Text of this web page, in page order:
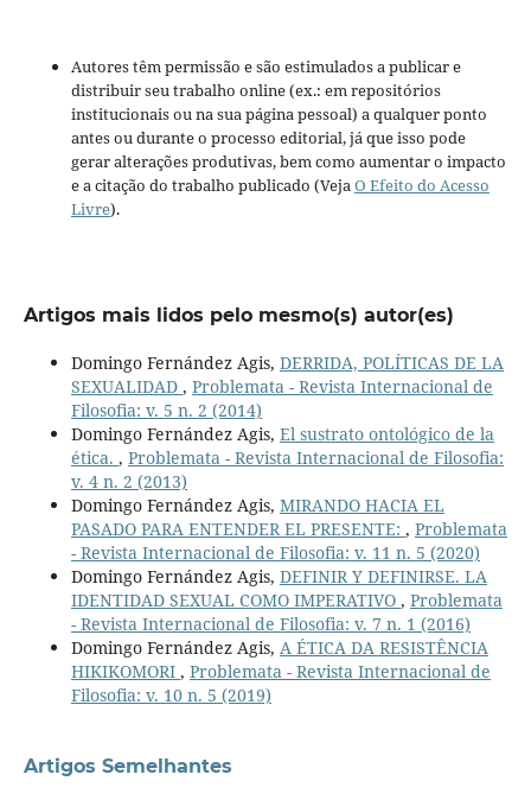
Autores têm permissão e são estimulados a publicar e
distribuir seu trabalho online (ex.: em repositórios
institucionais ou na sua página pessoal) a qualquer ponto
antes ou durante o processo editorial, já que isso pode
gerar alterações produtivas, bem como aumentar o impacto
e a citação do trabalho publicado (VejaO Efeito do Acesso
Livre).
Artigos mais lidos pelo mesmo(s) autor(es)
Domingo Fernández Agis, DERRIDA, POLÍTICAS DE LA
SEXUALIDAD , Problemata - Revista Internacional de
Filosofia: v. 5 n. 2 (2014)
Domingo Fernández Agis, El sustrato ontológico de la
ética. , Problemata - Revista Internacional de Filosofia:
v. 4 n. 2 (2013)
Domingo Fernández Agis, MIRANDO HACIA EL
PASADO PARA ENTENDER EL PRESENTE: , Problemata
- Revista Internacional de Filosofia: v. 11 n. 5 (2020)
Domingo Fernández Agis, DEFINIR Y DEFINIRSE. LA
IDENTIDAD SEXUAL COMO IMPERATIVO , Problemata
- Revista Internacional de Filosofia: v. 7 n. 1 (2016)
Domingo Fernández Agis, A ÉTICA DA RESISTÊNCIA
HIKIKOMORI , Problemata - Revista Internacional de
Filosofia: v. 10 n. 5 (2019)
Artigos Semelhantes